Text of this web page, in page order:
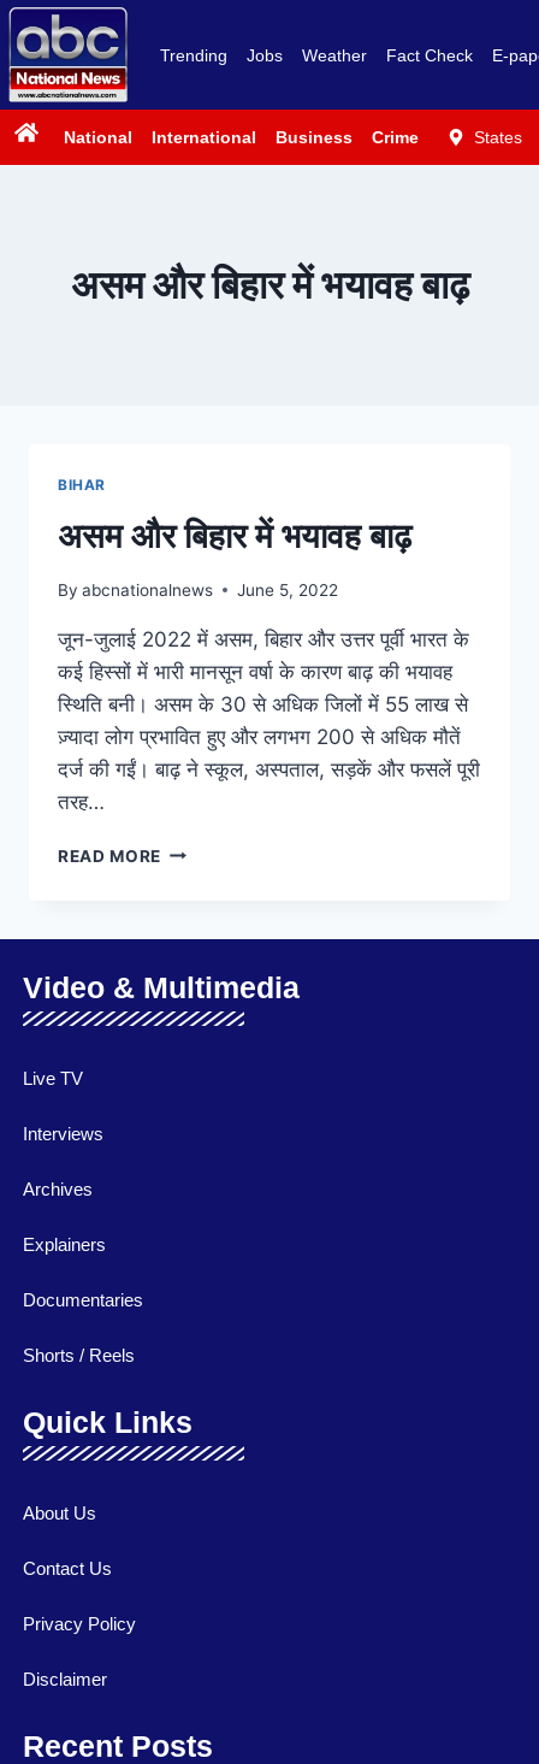
Trending Jobs Weather Fact Check E-
National International Business Crime PoliticsStates
असम और बिहार में भयावह बाढ़
BIHAR
असम और बिहार में भयावह बाढ़
By abcnationalnews June 5, 2022
जून-जुलाई 2022 में असम, बिहार और उत्तर पूर्वी भारत के
कई हिस्सों में भारी मानसून वर्षा के कारण बाढ़ की भयावह
स्थिति बनी। असम के 30 से अधिक जिलों में 55 लाख से
ज़्यादा लोग प्रभावित हुए और लगभग 200 से अधिक मौतें
दर्ज की गईं। बाढ़ ने स्कूल, अस्पताल, सड़कें और फसलें पूरी
तरह…
READ MORE
Video & Multimedia
Live TV
Interviews
Archives
Explainers
Documentaries
Shorts / Reels
Quick Links
About Us
Contact Us
Privacy Policy
Disclaimer
Recent Posts